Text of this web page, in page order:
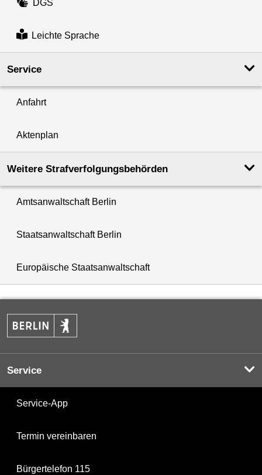
DGS
Leichte Sprache
Service
Anfahrt
Aktenplan
Weitere Strafverfolgungs­behörden
Amtsanwaltschaft Berlin
Staatsanwaltschaft Berlin
Europäische Staatsanwaltschaft
Service
Service-App
Termin vereinbaren
Bürgertelefon 115